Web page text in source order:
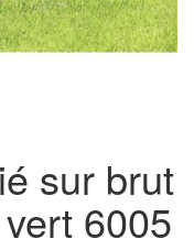
sur brut
6005